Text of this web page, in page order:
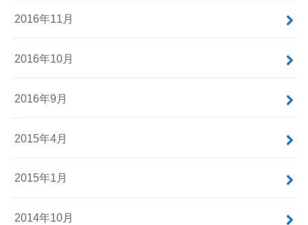
2016年11月
2016年10月
2016年9月
2015年4月
2015年1月
2014年10月